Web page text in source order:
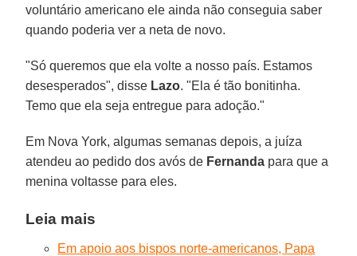
voluntário americano ele ainda não conseguia saber
quando poderia ver a neta de novo.
"Só queremos que ela volte a nosso país. Estamos
desesperados", disse Lazo. "Ela é tão bonitinha.
Temo que ela seja entregue para adoção."
Em Nova York, algumas semanas depois, a juíza
atendeu ao pedido dos avós de Fernanda para que a
menina voltasse para eles.
Leia mais
Em apoio aos bispos norte-americanos, Papa